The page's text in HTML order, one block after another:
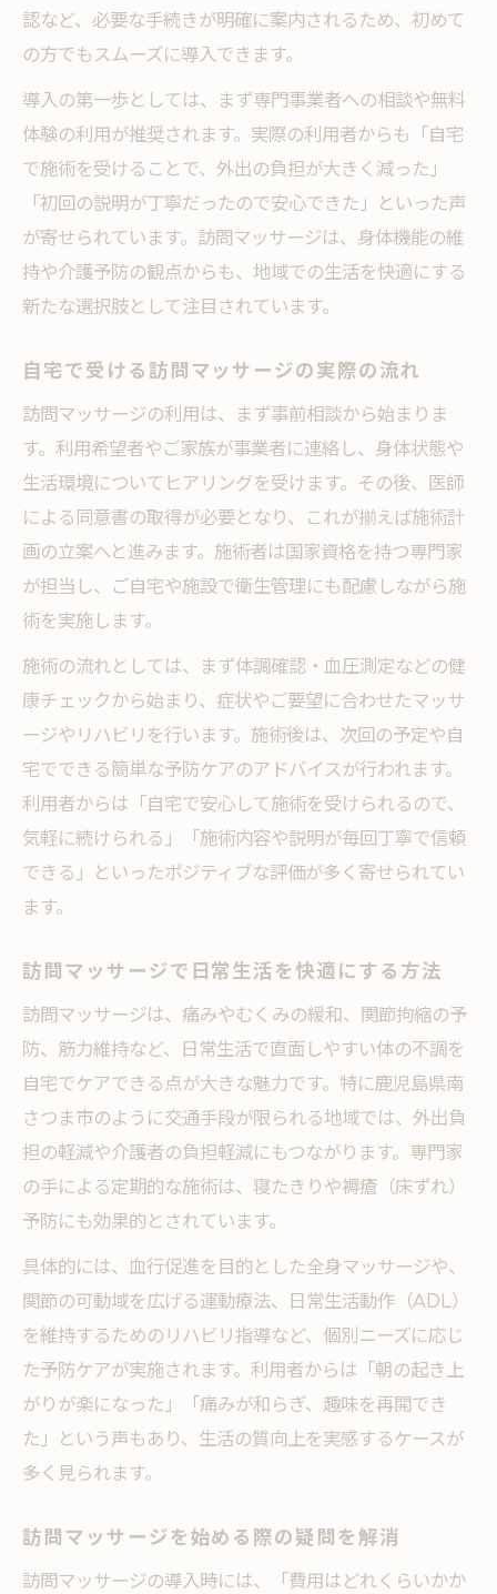
家族が感じた訪問マッサージの安心サポー
利用者が実感する訪問マッサージの効果と
は
訪問マッサージで改善した生活の実例紹介
響
痛みやむくみの対策に訪問施術が有効
痛み緩和に訪問マッサージを活用する工夫
むくみ対策に強い訪問マッサージの技術
訪問マッサージで血行促進を目指す方法
麻痺や筋力低下にも訪問マッサージが効果
訪問マッサージが目指す自立支援の具体策
機能維持を叶える訪問マッサージの秘訣
訪問マッサージとリハビリの違いを解説
訪問マッサージで家族の介護負担を軽減
訪問マッサージで健康寿命を延ばす方法
訪問マッサージがもたらす心のリフレッシ
ュ
認など、必要な手続きが明確に案内されるため、初めて
の方でもスムーズに導入できます。
導入の第一歩としては、まず専門事業者への相談や無料
体験の利用が推奨されます。実際の利用者からも「自宅
で施術を受けることで、外出の負担が大きく減った」
「初回の説明が丁寧だったので安心できた」といった声
が寄せられています。訪問マッサージは、身体機能の維
持や介護予防の観点からも、地域での生活を快適にする
新たな選択肢として注目されています。
自宅で受ける訪問マッサージの実際の流れ
訪問マッサージの利用は、まず事前相談から始まりま
す。利用希望者やご家族が事業者に連絡し、身体状態や
生活環境についてヒアリングを受けます。その後、医師
による同意書の取得が必要となり、これが揃えば施術計
画の立案へと進みます。施術者は国家資格を持つ専門家
が担当し、ご自宅や施設で衛生管理にも配慮しながら施
術を実施します。
施術の流れとしては、まず体調確認・血圧測定などの健
康チェックから始まり、症状やご要望に合わせたマッサ
ージやリハビリを行います。施術後は、次回の予定や自
宅でできる簡単な予防ケアのアドバイスが行われます。
利用者からは「自宅で安心して施術を受けられるので、
気軽に続けられる」「施術内容や説明が毎回丁寧で信頼
できる」といったポジティブな評価が多く寄せられてい
ます。
訪問マッサージで日常生活を快適にする方法
訪問マッサージは、痛みやむくみの緩和、関節拘縮の予
防、筋力維持など、日常生活で直面しやすい体の不調を
自宅でケアできる点が大きな魅力です。特に鹿児島県南
さつま市のように交通手段が限られる地域では、外出負
担の軽減や介護者の負担軽減にもつながります。専門家
の手による定期的な施術は、寝たきりや褥瘡（床ずれ）
予防にも効果的とされています。
具体的には、血行促進を目的とした全身マッサージや、
関節の可動域を広げる運動療法、日常生活動作（ADL）
を維持するためのリハビリ指導など、個別ニーズに応じ
た予防ケアが実施されます。利用者からは「朝の起き上
がりが楽になった」「痛みが和らぎ、趣味を再開でき
た」という声もあり、生活の質向上を実感するケースが
多く見られます。
訪問マッサージを始める際の疑問を解消
訪問マッサージの導入時には、「費用はどれくらいかか